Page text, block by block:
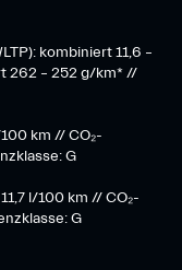
kombiniert 11,6 –
262 – 252 g/km* //
km // CO₂-
G
l/100 km // CO₂-
G